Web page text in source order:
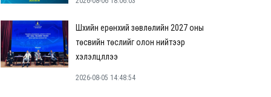
Шүүхийн ерөнхий зөвлөлийн 2027 оны
төсвийн төслийг олон нийтээр
хэлэлцүүллээ
2026-08-05 14:48:54